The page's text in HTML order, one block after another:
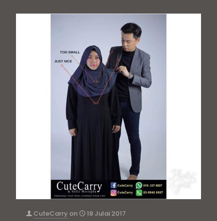
CuteCarry on 18 Julai 2017